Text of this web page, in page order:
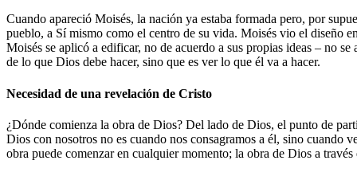
Cuando apareció Moisés, la nación ya estaba formada pero, por
pueblo, a Sí mismo como el centro de su vida. Moisés vio el diseño
Moisés se aplicó a edificar, no de acuerdo a sus propias ideas – no
de lo que Dios debe hacer, sino que es ver lo que él va a hacer.
Necesidad de una revelación de Cristo
¿Dónde comienza la obra de Dios? Del lado de Dios, el punto de
Dios con nosotros no es cuando nos consagramos a él, sino
obra puede comenzar en cualquier momento; la obra de Dios a